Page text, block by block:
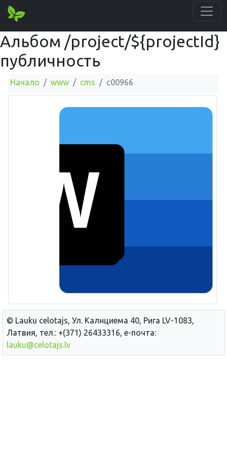
Альбом /project/${projectId}
публичность
Начало www cms c00966
© Lauku сelotajs, Ул. Калнциема 40, Рига LV-1083,
Латвия, тел.: +(371) 26433316, е-почта:
lauku@celotajs.lv